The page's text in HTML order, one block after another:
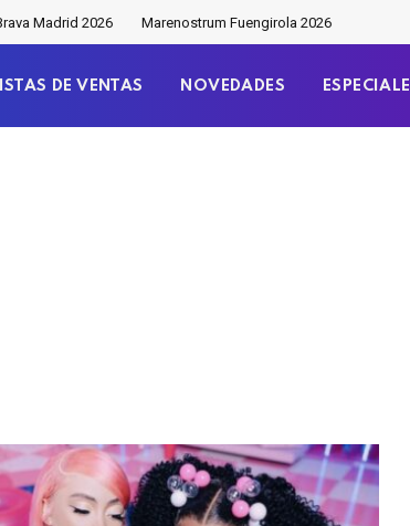
Madrid 2026 Marenostrum Fuengirola 2026
DE VENTAS NOVEDADES